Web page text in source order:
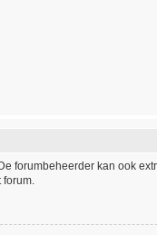
forumbeheerder kan ook